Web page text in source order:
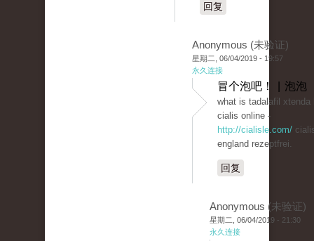
回复
Anonymous (未验证)
星期二, 06/04/2019 - 19:57
永久连接
冒个泡吧！ | 泡泡
what is tadalafil xtenda
cialis online -
http://cialisle.com/
england rezeptfrei.
回复
Anonymous (未验证)
星期二, 06/04/2019 - 21:30
永久连接